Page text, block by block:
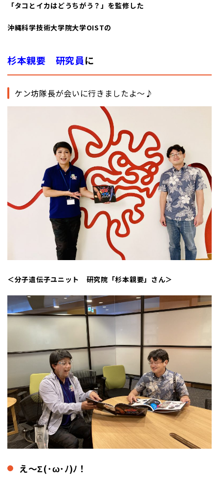
「タコとイカはどうちがう？」を監修した
沖縄科学技術大学院大学OISTの
杉本親要 研究員に
ケン坊隊長が会いに行きましたよ～♪
＜分子遺伝子ユニット 研究院「杉本親要」さん＞
え～Σ(･ω･ﾉ)ﾉ！